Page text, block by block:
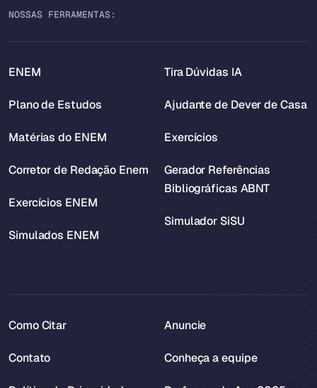
NOSSAS FERRAMENTAS:
ENEM
Plano de Estudos
Matérias do ENEM
Corretor de Redação Enem
Exercícios ENEM
Simulados ENEM
Tira Dúvidas IA
Ajudante de Dever de Casa
Exercícios
Gerador Referências
Bibliográficas ABNT
Simulador SiSU
Como Citar
Contato
Anuncie
Conheça a equipe